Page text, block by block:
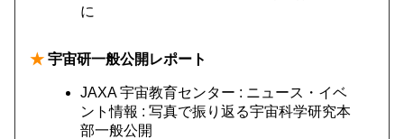
に
★ 宇宙研一般公開レポート
JAXA 宇宙教育センター : ニュース・イベ
ント情報 : 写真で振り返る宇宙科学研究本
部一般公開